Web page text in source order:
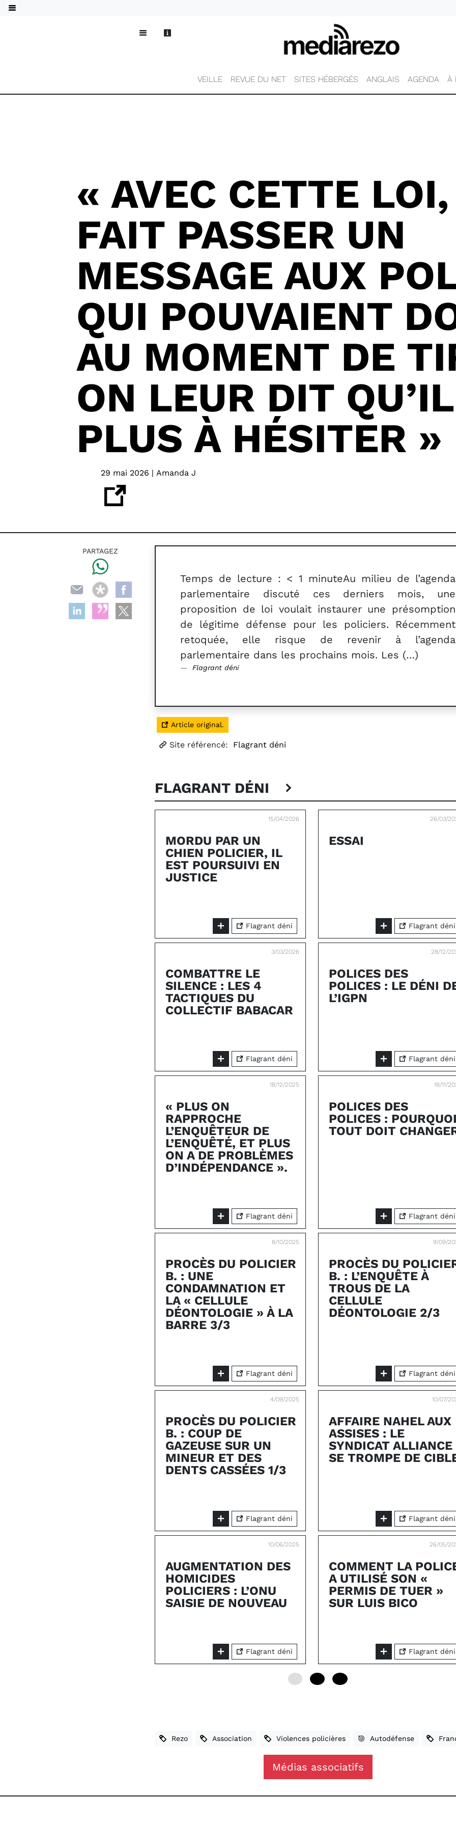
VEILLE REVUE DU NET SITES HÉBERGÉS ANGLAIS AGENDA À
« AVEC CETTE
FAIT PASSER UN
MESSAGE AUX
QUI POUVAIENT
AU MOMENT DE
ON LEUR DIT
PLUS À HÉSITER »
29 mai 2026 | Amanda J
Temps de lecture : < 1 minuteAu milieu de l’agenda
parlementaire discuté ces derniers mois, une
proposition de loi voulait instaurer une présomption
de légitime défense pour les policiers. Récemment
retoquée, elle risque de revenir à l’agenda
parlementaire dans les prochains mois. Les (…)
Flagrant déni
Article original.
Site référencé: Flagrant déni
FLAGRANT DÉNI
15/04/2026
MORDU PAR UN
CHIEN POLICIER, IL
EST POURSUIVI EN
JUSTICE
Flagrant déni
26/03/
ESSAI
Flagrant déni
3/03/2026
COMBATTRE LE
SILENCE : LES 4
TACTIQUES DU
COLLECTIF BABACAR
Flagrant déni
28/12/
POLICES DES
POLICES : LE DÉNI
L’IGPN
Flagrant déni
18/12/2025
« PLUS ON
RAPPROCHE
L’ENQUÊTEUR DE
L’ENQUÊTÉ, ET PLUS
ON A DE PROBLÈMES
D’INDÉPENDANCE ».
Flagrant déni
18/11/
POLICES DES
POLICES :
TOUT DOIT
Flagrant déni
8/10/2025
PROCÈS DU POLICIER
B. : UNE
CONDAMNATION ET
LA « CELLULE
DÉONTOLOGIE » À LA
BARRE 3/3
Flagrant déni
9/09/
PROCÈS DU
B. : L’ENQUÊTE À
TROUS DE LA
CELLULE
DÉONTOLOGIE 2/3
Flagrant déni
4/09/2025
PROCÈS DU POLICIER
B. : COUP DE
GAZEUSE SUR UN
MINEUR ET DES
DENTS CASSÉES 1/3
Flagrant déni
10/07/
AFFAIRE NAHEL AUX
ASSISES : LE
SYNDICAT ALLIANCE
SE TROMPE DE
Flagrant déni
10/06/2025
AUGMENTATION DES
HOMICIDES
POLICIERS : L’ONU
SAISIE DE NOUVEAU
Flagrant déni
26/05/
COMMENT LA
A UTILISÉ SON «
PERMIS DE TUER »
SUR LUIS BICO
Flagrant déni
Rezo Association Violences policières Autodéfense
Médias associatifs
PARTAGEZ